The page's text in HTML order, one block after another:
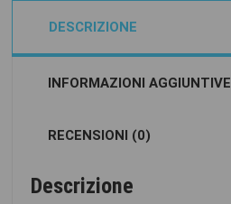
DESCRIZIONE
INFORMAZIONI AGGIUNTIVE
RECENSIONI (0)
Descrizione